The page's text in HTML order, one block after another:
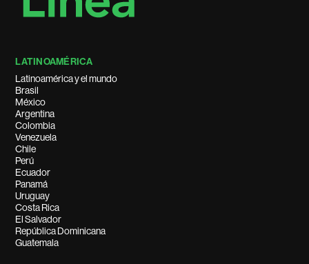
LATINOAMÉRICA
Latinoamérica y el mundo
Brasil
México
Argentina
Colombia
Venezuela
Chile
Perú
Ecuador
Panamá
Uruguay
Costa Rica
El Salvador
República Dominicana
Guatemala